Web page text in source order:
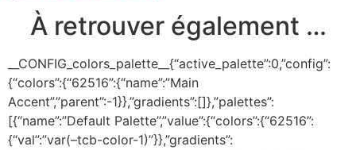
À retrouver également …
__CONFIG_colors_palette__{“active_palette”:0,”config”:
{“colors”:{“62516”:{“name”:”Main
Accent”,”parent”:-1}},”gradients”:[]},”palettes”:
[{“name”:”Default Palette”,”value”:{“colors”:{“62516”:
{“val”:”var(–tcb-color-1)”}},”gradients”: